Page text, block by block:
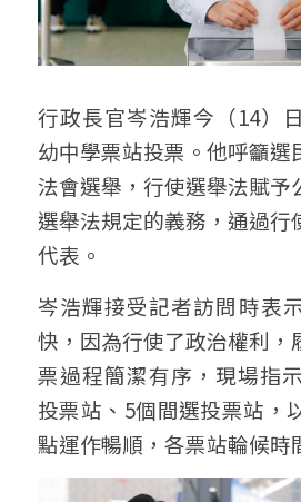
行政長官岑浩輝今（14）
幼中學票站投票。他呼籲選
法會選舉，行使選舉法賦予
選舉法規定的義務，通過行
代表。
岑浩輝接受記者訪問時表
快，因為行使了政治權利，
票過程簡潔有序，現場指
投票站、5個間選投票站，
點運作暢順，各票站輪候時